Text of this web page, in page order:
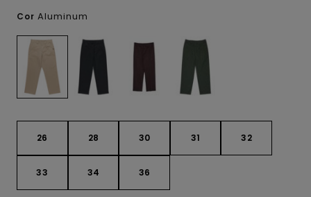
Cor Aluminum
26 28 30 31 32
33 34 36